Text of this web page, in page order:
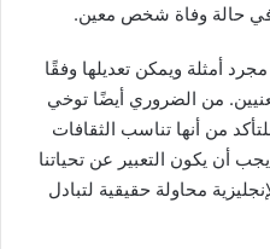
في حالة وفاة شخص معين.
أمثلة ويمكن تعديلها وفقًا
من الضروري أيضًا توخي
من أنها تناسب الثقافات
أن يكون التعبير عن تحياتنا
محاولة حقيقية لتبادل